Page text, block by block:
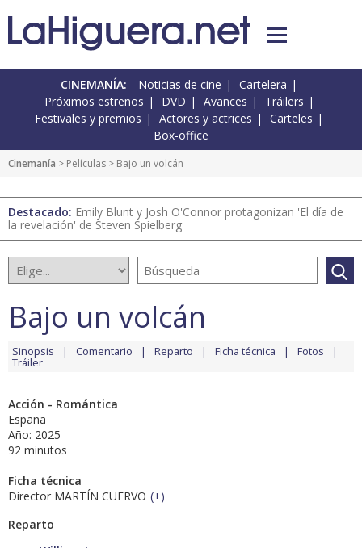
CINEMANÍA: Noticias de cine
Cartelera
Próximos estrenos
DVD Avances
Tráilers
Festivales y premios
Actores y actrices
Carteles
Box-office
Cinemanía > Películas > Bajo un volcán
Destacado: Emily Blunt y Josh O'Connor protagonizan 'El día de
la revelación' de Steven Spielberg
Bajo un volcán
Sinopsis Comentario Reparto Ficha técnica Fotos
Tráiler
Acción - Romántica
España
Año: 2025
92 minutos
Ficha técnica
Director MARTÍN CUERVO (+)
Reparto